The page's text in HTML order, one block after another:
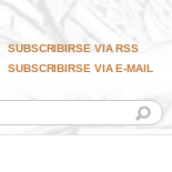
SUBSCRIBIRSE VIA RSS
SUBSCRIBIRSE VIA E-MAIL